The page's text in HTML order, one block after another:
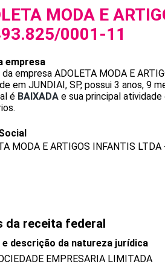
MODA E
0001-11
empresa
da empresa ADOLETA MODA E
em JUNDIAI, SP, possui 3 anos, 9
é BAIXADA e sua principal
MODA E ARTIGOS INFANTIS LTDA
da receita federal
e descrição da natureza jurídica
EMPRESARIA LIMITADA